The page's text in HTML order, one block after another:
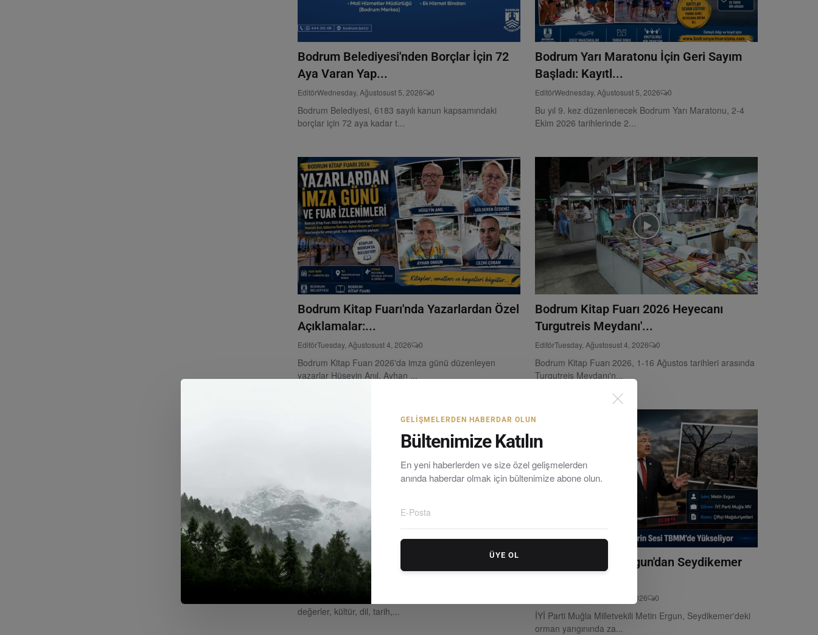
Bodrum Belediyesi'nden Borçlar İçin 72
Aya Varan Yap...
EditörWednesday, Ağustosust 5, 2026 0
Bodrum Belediyesi, 6183 sayılı kanun kapsamındaki
borçlar için 72 aya kadar t...
Bodrum Yarı Maratonu İçin Geri Sayım
Başladı: Kayıtl...
EditörWednesday, Ağustosust 5, 2026 0
Bu yıl 9. kez düzenlenecek Bodrum Yarı Maratonu, 2-4
Ekim 2026 tarihlerinde 2...
Bodrum Kitap Fuarı'nda Yazarlardan Özel
Açıklamalar:...
EditörTuesday, Ağustosust 4, 2026 0
Bodrum Kitap Fuarı 2026'da imza günü düzenleyen
yazarlar Hüseyin Anıl, Ayhan ...
Bodrum Kitap Fuarı 2026 Heyecanı
Turgutreis Meydanı'...
EditörTuesday, Ağustosust 4, 2026 0
Bodrum Kitap Fuarı 2026, 1-16 Ağustos tarihleri arasında
Turgutreis Meydanı'n...
Toplumun Ütopyası!
Editör Monday, Ağustosust 3, 2026
değerler, kültür, dil, tarih,...
İYİ Partili Metin Ergun'dan Seydikemer
Monday, Ağustosust 3, 2026 0
İYİ Parti Muğla Milletvekili Metin Ergun, Seydikemer'deki
orman yangınında za...
GELIŞMELERDEN HABERDAR OLUN
Bültenimize Katılın
En yeni haberlerden ve size özel gelişmelerden
anında haberdar olmak için bültenimize abone olun.
ÜYE OL